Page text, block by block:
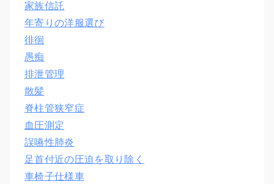
家族信託
年寄りの洋服選び
徘徊
愚痴
排泄管理
散髪
脊柱管狭窄症
血圧測定
誤嚥性肺炎
足首付近の圧迫を取り除く
車椅子仕様車